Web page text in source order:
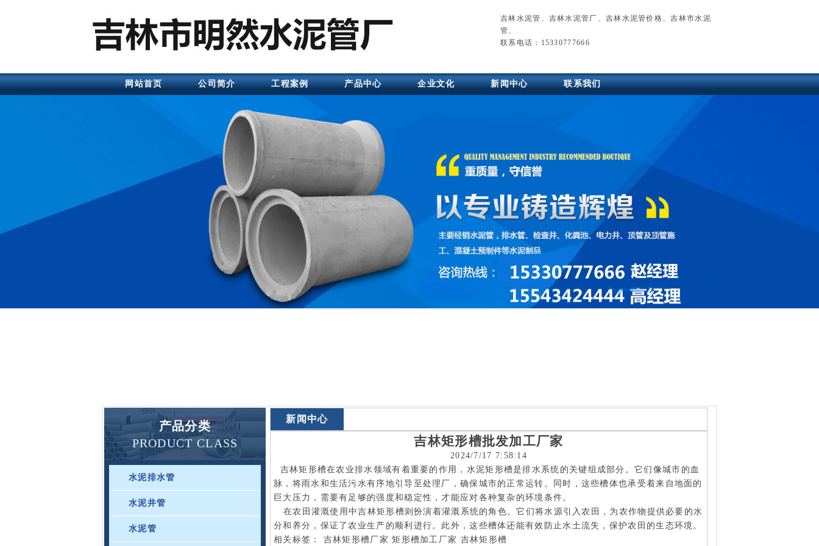
吉林水泥管 、 吉林水泥管厂 、 吉林水泥管价格、吉林市水泥
管、
联系电话：15330777666
网站首页 公司简介 工程案例 产品中心 企业文化 新闻中心 联系我们
产品分类
PRODUCT CLASS
水泥排水管
水泥井管
水泥管
新闻中心
吉林矩形槽批发加工厂家
2024/7/17 7:58:14
吉林矩形槽在农业排水领域有着重要的作用，水泥矩形槽是排水系统的关键组成部分。它们像城市的血
脉，将雨水和生活污水有序地引导至处理厂，确保城市的正常运转。同时，这些槽体也承受着来自地面的
巨大压力，需要有足够的强度和稳定性，才能应对各种复杂的环境条件。
在农田灌溉使用中吉林矩形槽则扮演着灌溉系统的角色。它们将水源引入农田，为农作物提供必要的水
分和养分，保证了农业生产的顺利进行。此外，这些槽体还能有效防止水土流失，保护农田的生态环境。
相关标签： 吉林矩形槽厂家 矩形槽加工厂家 吉林矩形槽